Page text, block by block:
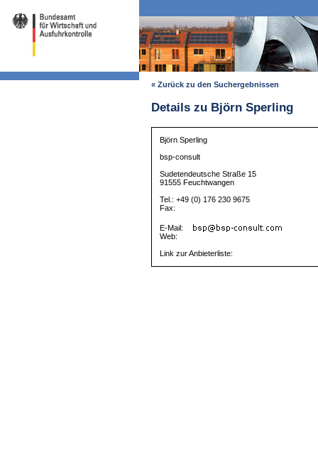
« Zurück zu den Suchergebnissen
Details zu Björn Sperling
Björn Sperling
bsp-consult
Sudetendeutsche Straße 15
91555 Feuchtwangen
Tel.: +49 (0) 176 230 9675
Fax:
E-Mail:
Web:
Link zur Anbieterliste: